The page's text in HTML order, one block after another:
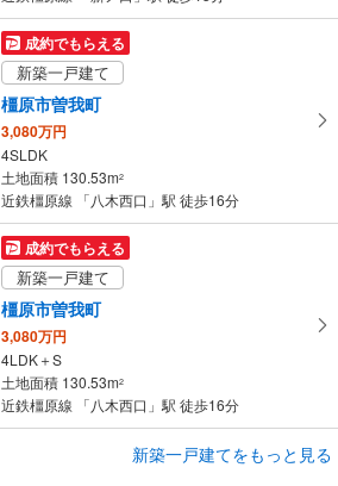
成約でもらえる
新築一戸建て
橿原市曽我町
3,080万円
4SLDK
土地面積 130.53m2
近鉄橿原線 「八木西口」駅 徒歩16分
成約でもらえる
新築一戸建て
橿原市曽我町
3,080万円
4LDK＋S
土地面積 130.53m2
近鉄橿原線 「八木西口」駅 徒歩16分
新築一戸建てをもっと見る